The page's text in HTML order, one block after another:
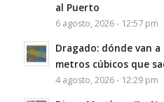
al Puerto
6 agosto, 2026 - 12:57 pm
Dragado: dónde van
metros cúbicos que
4 agosto, 2026 - 12:29 pm